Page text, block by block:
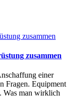
zusammen
einer
Fragen. Equipment
Was man wirklich